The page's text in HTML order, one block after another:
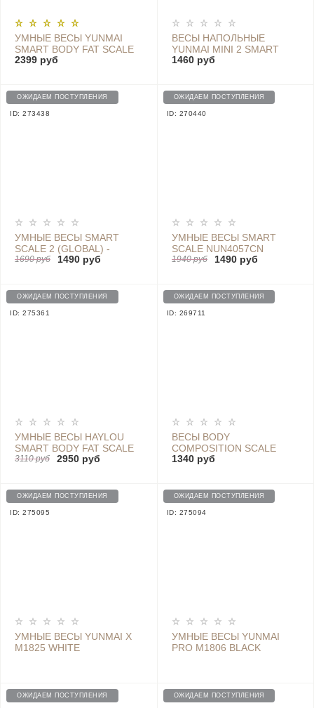
УМНЫЕ ВЕСЫ YUNMAI
SMART BODY FAT SCALE
COLOR2, WHITE - M1302
2399 руб
ВЕСЫ НАПОЛЬНЫЕ
YUNMAI MINI 2 SMART
SCALE M1690
1460 руб
ОЖИДАЕМ ПОСТУПЛЕНИЯ
ID: 273438
УМНЫЕ ВЕСЫ SMART
SCALE 2 (GLOBAL) -
NUN4056GL
1690 руб 1490 руб
ОЖИДАЕМ ПОСТУПЛЕНИЯ
ID: 270440
УМНЫЕ ВЕСЫ SMART
SCALE NUN4057CN
1940 руб 1490 руб
ОЖИДАЕМ ПОСТУПЛЕНИЯ
ID: 275361
УМНЫЕ ВЕСЫ HAYLOU
SMART BODY FAT SCALE
HS01 - SMART PERSONAL
3110 руб 2950 руб
ОЖИДАЕМ ПОСТУПЛЕНИЯ
ID: 269711
ВЕСЫ BODY
COMPOSITION SCALE
1340 руб
ОЖИДАЕМ ПОСТУПЛЕНИЯ
ID: 275095
УМНЫЕ ВЕСЫ YUNMAI X
M1825 WHITE
ОЖИДАЕМ ПОСТУПЛЕНИЯ
ID: 275094
УМНЫЕ ВЕСЫ YUNMAI
PRO M1806 BLACK
ОЖИДАЕМ ПОСТУПЛЕНИЯ ОЖИДАЕМ ПОСТУПЛЕНИЯ